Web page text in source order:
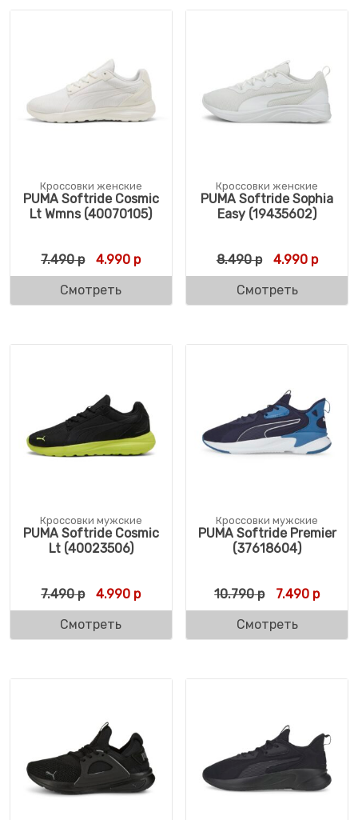
Кроссовки женские
PUMA Softride Cosmic
Lt Wmns (40070105)
7.490р Первоначальная цена составляла 7.490 р.
4.990 рТекущая цена: 4.990 р.
Смотреть
Кроссовки женские
PUMA Softride Sophia
Easy (19435602)
8.490р 4.990р
Смотреть
Кроссовки мужские
PUMA Softride Cosmic
Lt (40023506)
7.490р Первоначальная цена составляла 7.490 р.
4.990 рТекущая цена: 4.990 р.
Смотреть
Кроссовки мужские
PUMA Softride Premier
(37618604)
10.790р 7.490 р
Смотреть